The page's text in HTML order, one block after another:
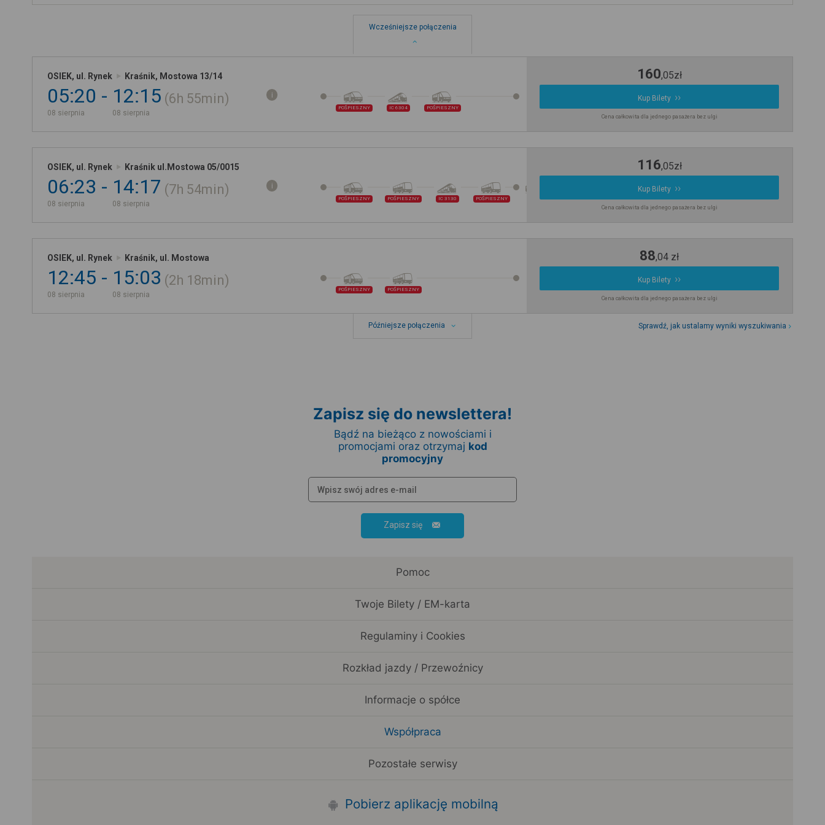
Wcześniejsze połączenia
OSIEK, ul. Rynek Kraśnik, Mostowa 13/14
05:20
08 sierpnia
12:15
08 sierpnia
6h 55min
POŚPIESZNY IC 6304 POŚPIESZNY
160,05zł
Kup Bilety
Cena całkowita dla jednego pasażera bez ulgi
OSIEK, ul. Rynek Kraśnik ul.Mostowa 05/0015
06:23
08 sierpnia
14:17
08 sierpnia
7h 54min
POŚPIESZNY POŚPIESZNY IC 3130 POŚPIESZNY
116,05zł
Kup Bilety
Cena całkowita dla jednego pasażera bez ulgi
OSIEK, ul. Rynek Kraśnik, ul. Mostowa
12:45
08 sierpnia
15:03
08 sierpnia
2h 18min
POŚPIESZNY POŚPIESZNY
88,04 zł
Kup Bilety
Cena całkowita dla jednego pasażera bez ulgi
Późniejsze połączenia Sprawdź, jak ustalamy wyniki wyszukiwania
Zapisz się do newslettera!
Bądź na bieżąco z nowościami i
promocjami oraz otrzymaj kod
promocyjny
Zapisz się
Pomoc
Twoje Bilety / EM-karta
Regulaminy i Cookies
Rozkład jazdy / Przewoźnicy
Informacje o spółce
Współpraca
Pozostałe serwisy
Pobierz aplikację mobilną